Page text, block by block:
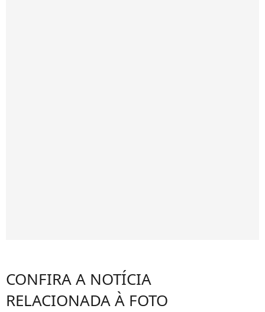
CONFIRA A NOTÍCIA
RELACIONADA À FOTO